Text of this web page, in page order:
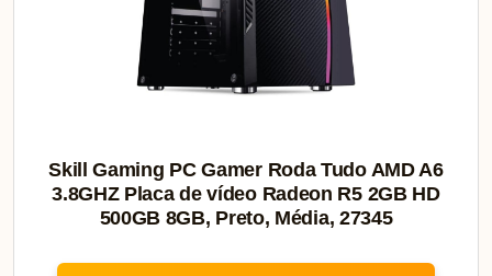
Skill Gaming PC Gamer Roda Tudo AMD A6
3.8GHZ Placa de vídeo Radeon R5 2GB HD
500GB 8GB, Preto, Média, 27345